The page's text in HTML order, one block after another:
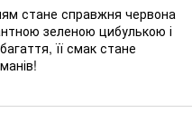
стане справжня червона
зеленою цибулькою і
її смак стане